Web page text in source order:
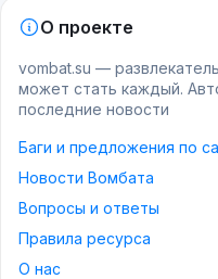
О проекте
vombat.su —
может стать каждый.
последние новости
Баги и предложения по
Новости Вомбата
Вопросы и ответы
Правила ресурса
О нас